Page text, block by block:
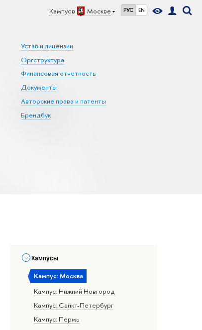
Кампус в Москве РУС EN
Устав и лицензии
Оргструктура
Финансовая отчетность
Документы
Авторские права и патенты
Брендбук
Кампусы
Кампус: Москва
Кампус: Нижний Новгород
Кампус: Санкт-Петербург
Кампус: Пермь